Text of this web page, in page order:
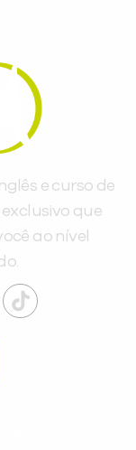
e curso de
que
ao nível